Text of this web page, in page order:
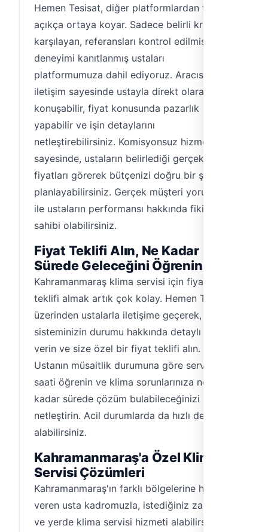
Hemen Tesisat, diğer platformlardan farkını
açıkça ortaya koyar. Sadece belirli kriterleri
karşılayan, referansları kontrol edilmiş ve
deneyimi kanıtlanmış ustaları
platformumuza dahil ediyoruz. Aracısız
iletişim sayesinde ustayla direkt olarak
konuşabilir, fiyat konusunda pazarlık
yapabilir ve işin detaylarını
netleştirebilirsiniz. Komisyonsuz hizmetimiz
sayesinde, ustaların belirlediği gerçek
fiyatları görerek bütçenizi doğru bir şekilde
planlayabilirsiniz. Gerçek müşteri yorumları
ile ustaların performansı hakkında fikir
sahibi olabilirsiniz.
Fiyat Teklifi Alın, Ne Kadar
Sürede Geleceğini Öğrenin
Kahramanmaraş klima servisi için fiyat
teklifi almak artık çok kolay. Hemen Tesisat
üzerinden ustalarla iletişime geçerek, klima
sisteminizin durumu hakkında detaylı bilgi
verin ve size özel bir fiyat teklifi alın.
Ustanın müsaitlik durumuna göre servis
saati öğrenin ve klima sorunlarınıza ne
kadar sürede çözüm bulabileceğinizi
netleştirin. Acil durumlarda da hızlı destek
alabilirsiniz.
Kahramanmaraş'a Özel Klima
Servisi Çözümleri
Kahramanmaraş'ın farklı bölgelerine hizmet
veren usta kadromuzla, istediğiniz zaman
ve yerde klima servisi hizmeti alabilirsiniz.